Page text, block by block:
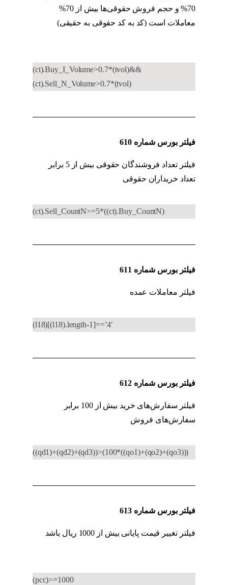
70% و حجم فروش حقوقی‌ها بیش از 70%
معاملات است (کد به کد حقوقی به حقیقی)
(ct).Buy_I_Volume>0.7*(tvol)&&
(ct).Sell_N_Volume>0.7*(tvol)
فیلتر بورس شماره 610
فیلتر تعداد فروشندگان حقوقی بیش از 5 برابر
تعداد خریداران حقوقی
(ct).Sell_CountN>=5*((ct).Buy_CountN)
فیلتر بورس شماره 611
فیلتر معاملات عمده
(l18)[(l18).length-1]==’4′
فیلتر بورس شماره 612
فیلتر سفارش‌های خرید بیش از 100 برابر
سفارش‌های فروش
((qd1)+(qd2)+(qd3))>(100*((qo1)+(qo2)+(qo3)))
فیلتر بورس شماره 613
فیلتر تغییر قیمت پایانی بیش از 1000 ریال باشد
(pcc)>=1000